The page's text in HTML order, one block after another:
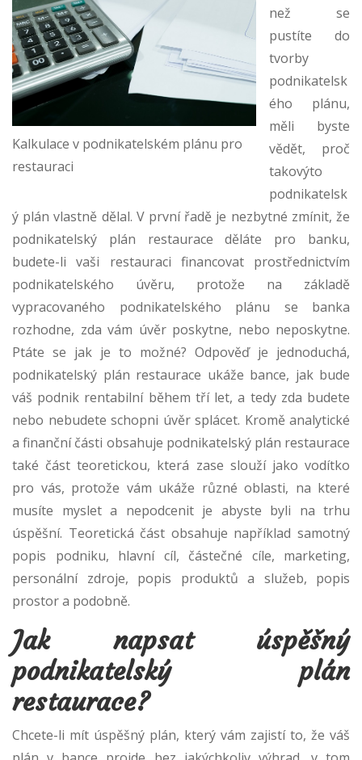
Kalkulace v podnikatelském plánu pro
restauraci
než se
pustíte do
tvorby
podnikatelsk
ého plánu,
měli byste
vědět, proč
takovýto
podnikatelsk
ý plán vlastně dělal. V první řadě je nezbytné zmínit, že
podnikatelský plán restaurace děláte pro banku,
budete-li vaši restauraci financovat prostřednictvím
podnikatelského úvěru, protože na základě
vypracovaného podnikatelského plánu se banka
rozhodne, zda vám úvěr poskytne, nebo neposkytne.
Ptáte se jak je to možné? Odpověď je jednoduchá,
podnikatelský plán restaurace ukáže bance, jak bude
váš podnik rentabilní během tří let, a tedy zda budete
nebo nebudete schopni úvěr splácet. Kromě analytické
a finanční části obsahuje podnikatelský plán restaurace
také část teoretickou, která zase slouží jako vodítko
pro vás, protože vám ukáže různé oblasti, na které
musíte myslet a nepodcenit je abyste byli na trhu
úspěšní. Teoretická část obsahuje například samotný
popis podniku, hlavní cíl, částečné cíle, marketing,
personální zdroje, popis produktů a služeb, popis
prostor a podobně.
Jak napsat úspěšný
podnikatelský plán
restaurace?
Chcete-li mít úspěšný plán, který vám zajistí to, že váš